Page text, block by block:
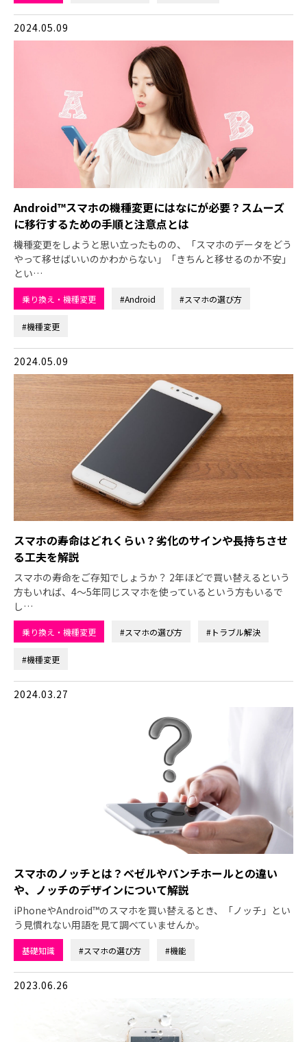
2024.05.09
Android™スマホの機種変更にはなにが必要？スムーズ
に移行するための手順と注意点とは
機種変更をしようと思い立ったものの、「スマホのデータをどう
やって移せばいいのかわからない」「きちんと移せるのか不安」
とい…
乗り換え・機種変更 #Android #スマホの選び方
#機種変更
2024.05.09
スマホの寿命はどれくらい？劣化のサインや長持ちさせ
る工夫を解説
スマホの寿命をご存知でしょうか？ 2年ほどで買い替えるという
方もいれば、4～5年同じスマホを使っているという方もいるで
し…
乗り換え・機種変更 #スマホの選び方 #トラブル解決
#機種変更
2024.03.27
スマホのノッチとは？ベゼルやパンチホールとの違い
や、ノッチのデザインについて解説
iPhoneやAndroid™のスマホを買い替えるとき、「ノッチ」とい
う見慣れない用語を見て調べていませんか。
基礎知識 #スマホの選び方 #機能
2023.06.26